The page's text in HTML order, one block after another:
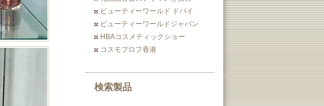
ビューティーワールド ドバイ
ビューティーワールドジャパン
HBAコスメティックショー
コスモプロフ香港
検索製品